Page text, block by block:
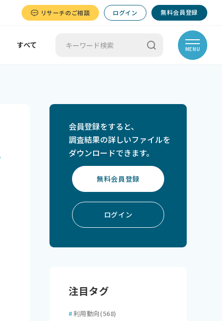
リサーチのご相談 ログイン 無料会員登録
すべて MENU
会員登録をすると、
調査結果の詳しいファイルを
ダウンロードできます。
無料会員登録
ログイン
注目タグ
#利用動向(568)